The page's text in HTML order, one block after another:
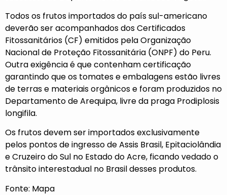
Todos os frutos importados do país sul-americano
deverão ser acompanhados dos Certificados
Fitossanitários (CF) emitidos pela Organização
Nacional de Proteção Fitossanitária (ONPF) do Peru.
Outra exigência é que contenham certificação
garantindo que os tomates e embalagens estão livres
de terras e materiais orgânicos e foram produzidos no
Departamento de Arequipa, livre da praga Prodiplosis
longifila.
Os frutos devem ser importados exclusivamente
pelos pontos de ingresso de Assis Brasil, Epitaciolândia
e Cruzeiro do Sul no Estado do Acre, ficando vedado o
trânsito interestadual no Brasil desses produtos.
Fonte: Mapa